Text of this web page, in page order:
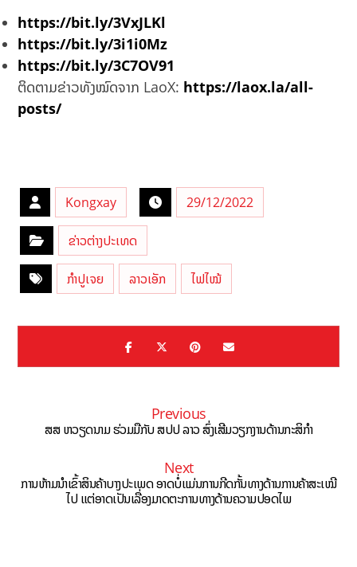
https://bit.ly/3VxJLKl
https://bit.ly/3i1i0Mz
https://bit.ly/3C7OV91
ຕິດຕາມຂ່າວທັງໝົດຈາກ LaoX: https://laox.la/all-
posts/
Kongxay 29/12/2022
ຂ່າວຕ່າງປະເທດ
ກຳປູເຈຍ ລາວເອັກ ໄຟໄໝ້
Previous
ສສ ຫວຽດນາມ ຮ່ວມມືກັບ ສປປ ລາວ ສົ່ງເສີມວຽກງານດ້ານກະສິກໍາ
Next
ການຫ້າມນຳເຂົ້າສິນຄ້າບາງປະເພດ ອາດບໍ່ແມ່ນການກີດກັ້ນທາງດ້ານການຄ້າສະເໝີ
ໄປ ແຕ່ອາດເປັນເລື່ອງມາດຕະການທາງດ້ານຄວາມປອດໄພ